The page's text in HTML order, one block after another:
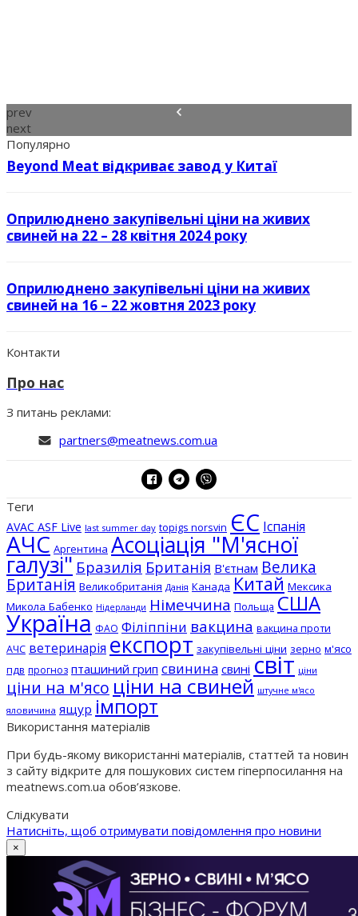
prev
next
Популярно
Beyond Meat відкриває завод у Китаї
Оприлюднено закупівельні ціни на живих
свиней на 22 – 28 квітня 2024 року
Оприлюднено закупівельні ціни на живих
свиней на 16 – 22 жовтня 2023 року
Контакти
Про нас
З питань реклами:
partners@meatnews.com.ua
Теги
AVAC ASF Live last summer day topigs norsvin ЄС Іспанія
АЧС Аргентина Асоціація "М'ясної
галузі" Бразилія Британія В'єтнам Велика
Британія Великобританія Данія Канада Китай Мексика
Микола Бабенко Нідерланди Німеччина Польща США
Україна ФАО Філіппіни вакцина вакцина проти
АЧС ветеринарія експорт закупівельні ціни зерно м'ясо
пдв прогноз пташиний грип свинина свині світ ціни
ціни на м'ясо ціни на свиней штучне м'ясо
яловичина ящур імпорт
Використання матеріалів
При будь-якому використанні матеріалів, статтей та новин
з сайту відкрите для пошукових систем гіперпосилання на
meatnews.com.ua обов’язкове.
Слідкувати
Натисніть, щоб отримувати повідомлення про новини
×